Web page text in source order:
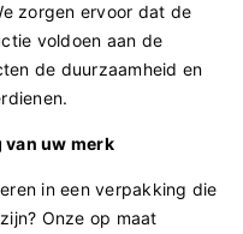
zorgen ervoor dat de
voldoen aan de
de duurzaamheid en
uw merk
in een verpakking die
Onze op maat